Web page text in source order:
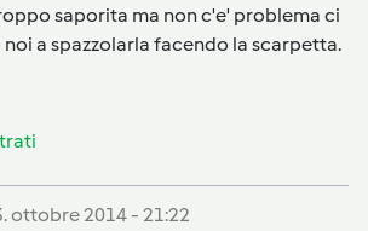
saporita ma non c'e' problema ci
a spazzolarla facendo la scarpetta.
ottobre 2014 - 21:22